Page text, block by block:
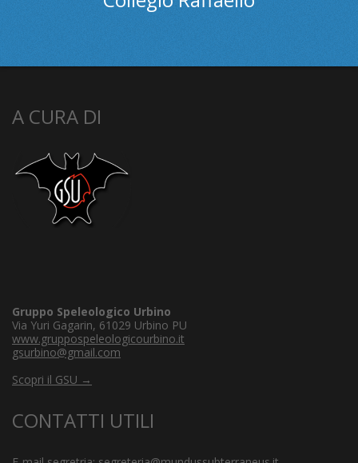
A CURA DI
Gruppo Speleologico Urbino
Via Yuri Gagarin, 61029 Urbino PU
www.gruppospeleologicourbino.it
gsurbino@gmail.com
Scopri il GSU →
CONTATTI UTILI